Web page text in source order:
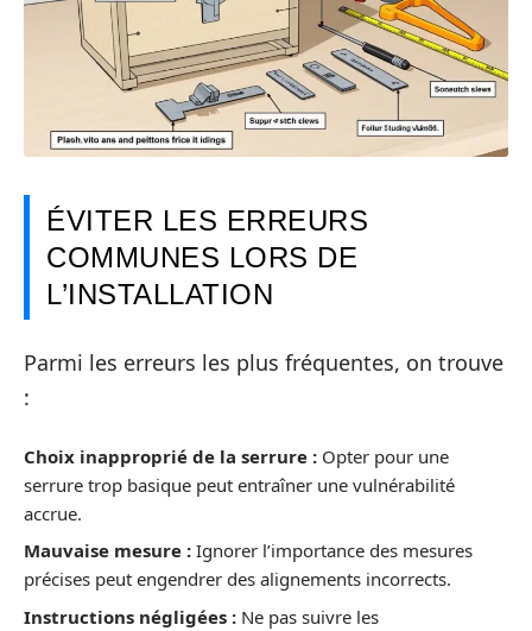
ÉVITER LES ERREURS
COMMUNES LORS DE
L’INSTALLATION
Parmi les erreurs les plus fréquentes, on trouve
:
Choix inapproprié de la serrure : Opter pour une
serrure trop basique peut entraîner une vulnérabilité
accrue.
Mauvaise mesure : Ignorer l’importance des mesures
précises peut engendrer des alignements incorrects.
Instructions négligées : Ne pas suivre les